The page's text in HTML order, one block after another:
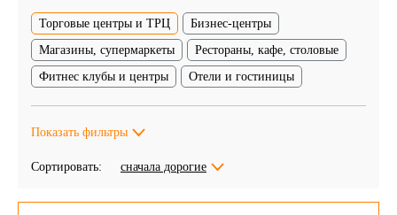
Торговые центры и ТРЦ
Бизнес-центры
Магазины, супермаркеты
Рестораны, кафе, столовые
Фитнес клубы и центры
Отели и гостиницы
Показать фильтры
Сортировать: сначала дорогие